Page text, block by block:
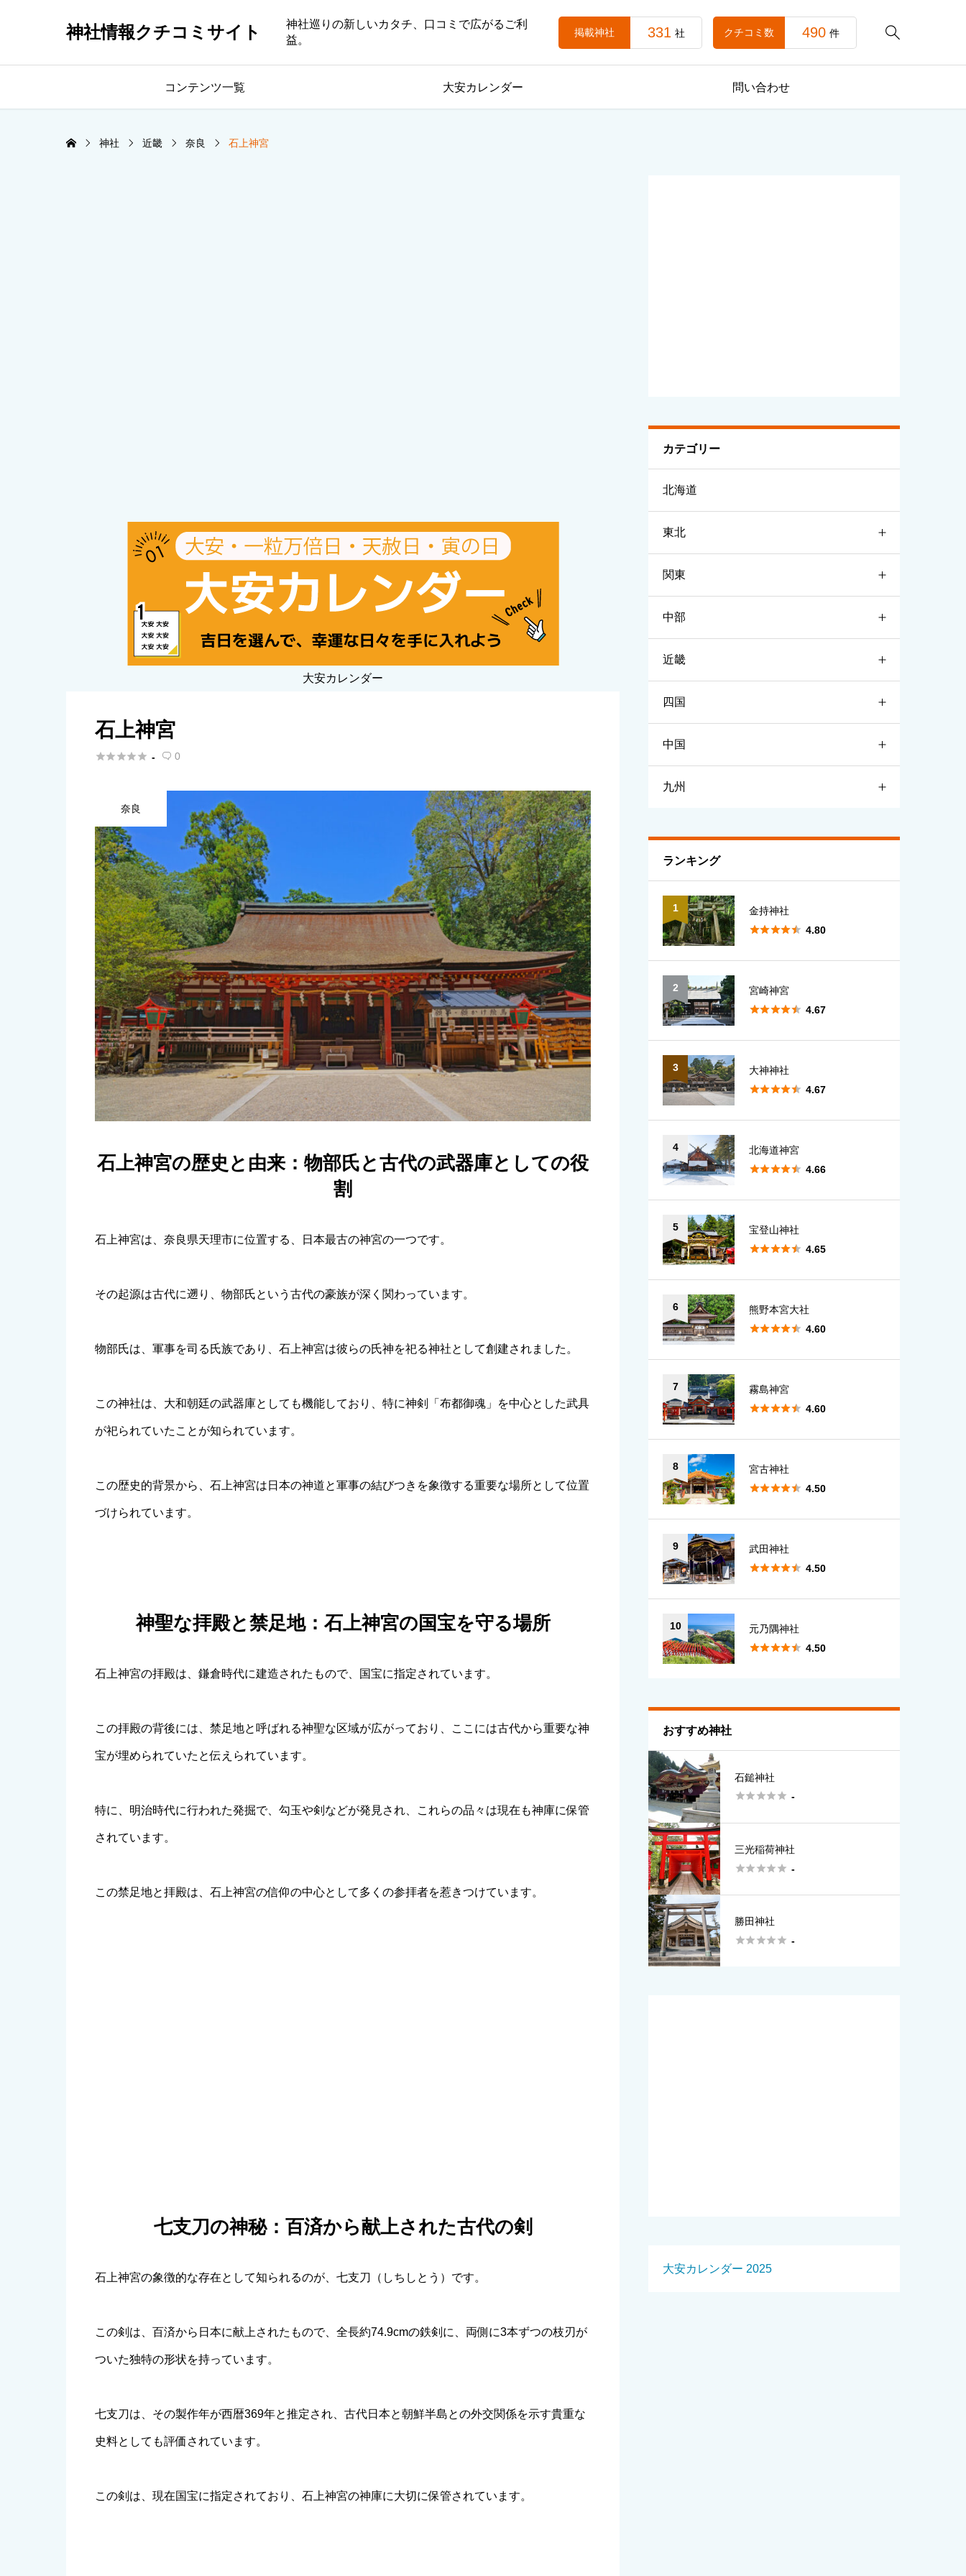
神社情報クチコミサイト
神社巡りの新しいカタチ、口コミで広がるご利
益。

掲載神社 331 社 クチコミ数 490 件
コンテンツ一覧 大安カレンダー 問い合わせ
神社 近畿 奈良 石上神宮
大安カレンダー
石上神宮
 -  0
奈良
石上神宮の歴史と由来：物部氏と古代の武器庫としての役
割
石上神宮は、奈良県天理市に位置する、日本最古の神宮の一つです。
その起源は古代に遡り、物部氏という古代の豪族が深く関わっています。
物部氏は、軍事を司る氏族であり、石上神宮は彼らの氏神を祀る神社として創建されました。
この神社は、大和朝廷の武器庫としても機能しており、特に神剣「布都御魂」を中心とした武具
が祀られていたことが知られています。
この歴史的背景から、石上神宮は日本の神道と軍事の結びつきを象徴する重要な場所として位置
づけられています。
神聖な拝殿と禁足地：石上神宮の国宝を守る場所
石上神宮の拝殿は、鎌倉時代に建造されたもので、国宝に指定されています。
この拝殿の背後には、禁足地と呼ばれる神聖な区域が広がっており、ここには古代から重要な神
宝が埋められていたと伝えられています。
特に、明治時代に行われた発掘で、勾玉や剣などが発見され、これらの品々は現在も神庫に保管
されています。
この禁足地と拝殿は、石上神宮の信仰の中心として多くの参拝者を惹きつけています。
七支刀の神秘：百済から献上された古代の剣
石上神宮の象徴的な存在として知られるのが、七支刀（しちしとう）です。
この剣は、百済から日本に献上されたもので、全長約74.9cmの鉄剣に、両側に3本ずつの枝刃が
ついた独特の形状を持っています。
七支刀は、その製作年が西暦369年と推定され、古代日本と朝鮮半島との外交関係を示す貴重な
史料としても評価されています。
この剣は、現在国宝に指定されており、石上神宮の神庫に大切に保管されています。
カテゴリー
北海道
東北
青森
岩手
宮城
山形
福島
関東
茨城
栃木
群馬
埼玉
千葉
中部
新潟
富山
石川
福井
岐阜
愛知
近畿
滋賀
京都
大阪
和歌山
四国
徳島
香川
中国
鳥取
広島
九州
長崎
大分
宮崎
鹿児島
ランキング
1
金持神社
 4.80
2
宮崎神宮
 4.67
3
大神神社
 4.67
4
北海道神宮
 4.66
5
宝登山神社
 4.65
6
熊野本宮大社
 4.60
7
霧島神宮
 4.60
8
宮古神社
 4.50
9
武田神社
 4.50
10
元乃隅神社
 4.50
おすすめ神社
石鎚神社
 -
三光稲荷神社
 -
勝田神社
 -
大安カレンダー 2025